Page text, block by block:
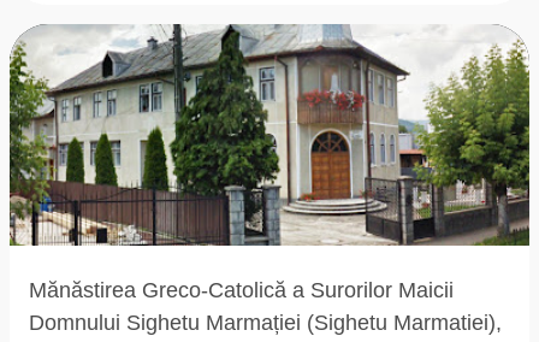
Mănăstirea Greco-Catolică a Surorilor Maicii
Domnului Sighetu Marmației (Sighetu Marmatiei),